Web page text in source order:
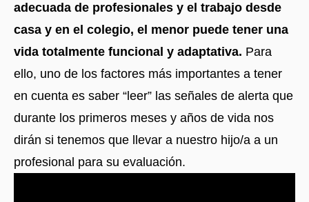
adecuada de profesionales y el trabajo desde
casa y en el colegio, el menor puede tener una
vida totalmente funcional y adaptativa. Para
ello, uno de los factores más importantes a tener
en cuenta es saber “leer” las señales de alerta que
durante los primeros meses y años de vida nos
dirán si tenemos que llevar a nuestro hijo/a a un
profesional para su evaluación.